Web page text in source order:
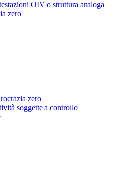
OIV o struttura analoga
zero
zero
soggette a controllo